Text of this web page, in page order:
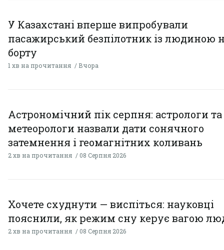
У Казахстані вперше випробували
пасажирський безпілотник із людиною
борту
1 хв на прочитання Вчора
Астрономічний пік серпня: астрологи та
метеорологи назвали дати сонячного
затемнення і геомагнітних коливань
2 хв на прочитання 08 Серпня 2026
Хочете схуднути — виспіться: науковці
пояснили, як режим сну керує вагою
2 хв на прочитання 08 Серпня 2026